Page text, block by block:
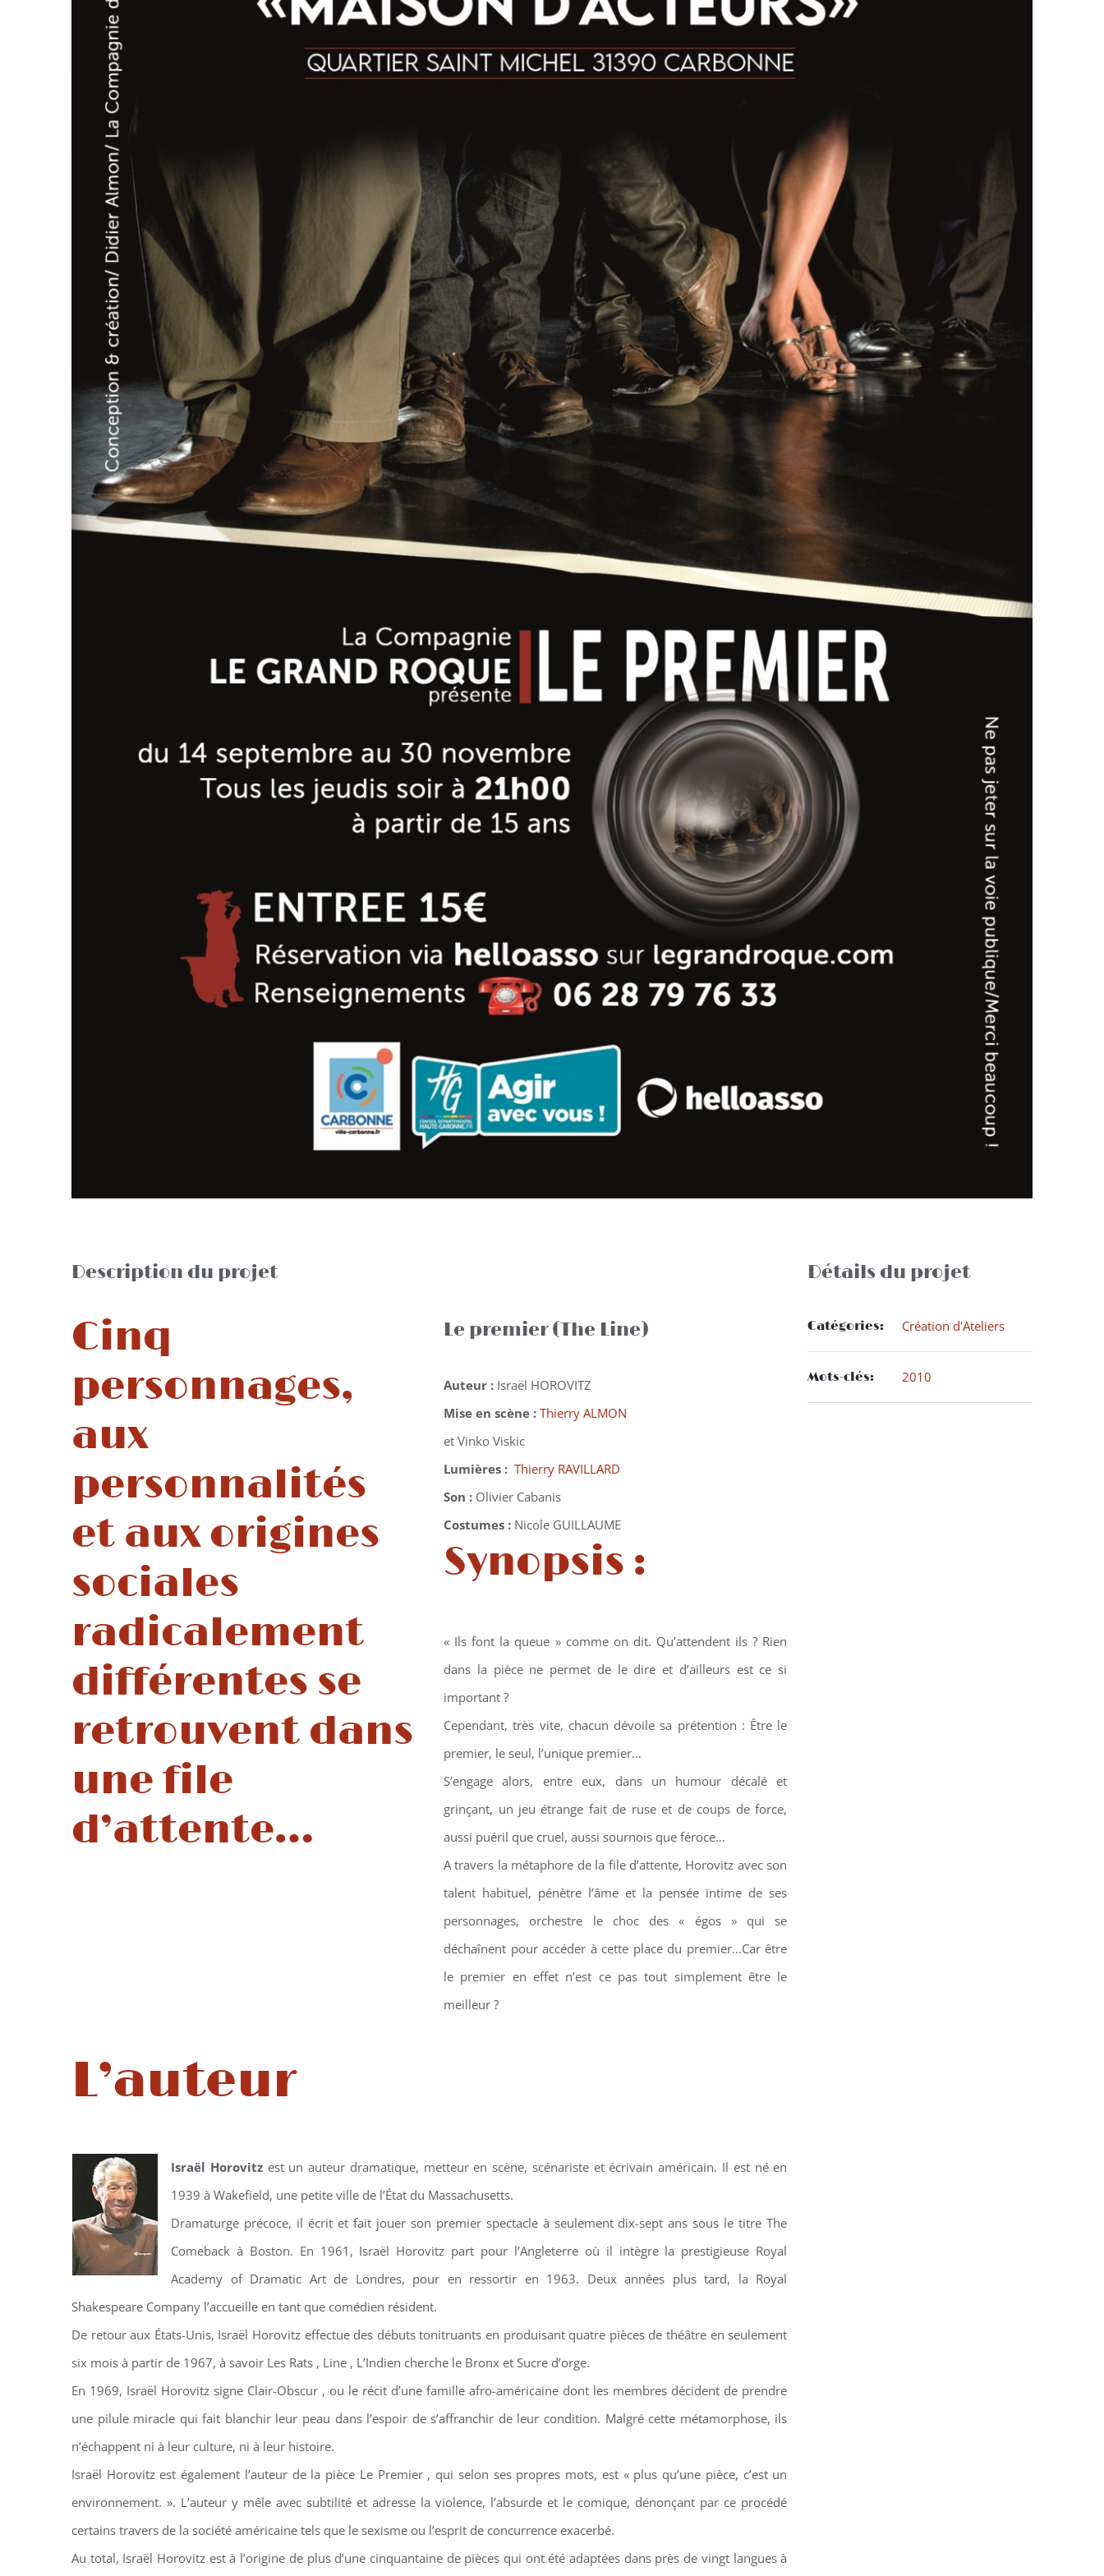
Description du projet
Cinq
personnages,
aux
personnalités
et aux origines
sociales
radicalement
différentes se
retrouvent dans
une file
d’attente…
Le premier (The Line)
Auteur : Israël HOROVITZ
Mise en scène : Thierry ALMON
et Vinko Viskic
Lumières : Thierry RAVILLARD
Son : Olivier Cabanis
Costumes : Nicole GUILLAUME
Synopsis :
« Ils font la queue » comme on dit. Qu’attendent ils ? Rien
dans la pièce ne permet de le dire et d’ailleurs est ce si
important ?
Cependant, très vite, chacun dévoile sa prétention : Être le
premier, le seul, l’unique premier…
S’engage alors, entre eux, dans un humour décalé et
grinçant, un jeu étrange fait de ruse et de coups de force,
aussi puéril que cruel, aussi sournois que féroce…
A travers la métaphore de la file d’attente, Horovitz avec son
talent habituel, pénètre l’âme et la pensée intime de ses
personnages, orchestre le choc des « égos » qui se
déchaînent pour accéder à cette place du premier…Car être
le premier en effet n’est ce pas tout simplement être le
meilleur ?
L’auteur
Israël Horovitzest un auteur dramatique, metteur en scène, scénariste et écrivain américain. Il est né en
1939 à Wakefield, une petite ville de l’État du Massachusetts.
Dramaturge précoce, il écrit et fait jouer son premier spectacle à seulement dix-sept ans sous le titre The
Comeback à Boston. En 1961, Israël Horovitz part pour l’Angleterre où il intègre la prestigieuse Royal
Academy of Dramatic Art de Londres, pour en ressortir en 1963. Deux années plus tard, la Royal
Shakespeare Company l’accueille en tant que comédien résident.
De retour aux États-Unis, Israël Horovitz effectue des débuts tonitruants en produisant quatre pièces de théâtre en seulement
six mois à partir de 1967, à savoir Les Rats , Line , L’Indien cherche le Bronx et Sucre d’orge.
En 1969, Israël Horovitz signe Clair-Obscur , ou le récit d’une famille afro-américaine dont les membres décident de prendre
une pilule miracle qui fait blanchir leur peau dans l’espoir de s’affranchir de leur condition. Malgré cette métamorphose, ils
n’échappent ni à leur culture, ni à leur histoire.
Israël Horovitz est également l’auteur de la pièce Le Premier , qui selon ses propres mots, est « plus qu’une pièce, c’est un
environnement. ». L’auteur y mêle avec subtilité et adresse la violence, l’absurde et le comique, dénonçant par ce procédé
certains travers de la société américaine tels que le sexisme ou l’esprit de concurrence exacerbé.
Au total, Israël Horovitz est à l’origine de plus d’une cinquantaine de pièces qui ont été adaptées dans près de vingt langues à
Détails du projet
Catégories: Création d'Ateliers
Mots-clés: 2010